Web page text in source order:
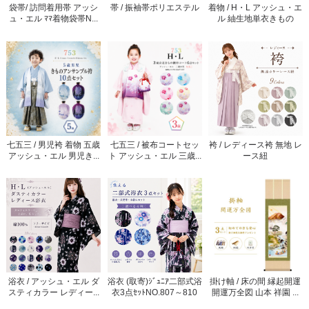
袋帯/ 訪問着用帯 アッシ
ュ・エル ﾏﾏ着物袋帯N...
帯 / 振袖帯ポリエステル
着物 / H・L アッシュ・エ
ル 紬生地単衣きもの
七五三 / 男児袴 着物 五歳
アッシュ・エル 男児き...
七五三 / 被布コートセッ
ト アッシュ・エル 三歳...
袴 / レディース袴 無地 レ
ース紐
浴衣 / アッシュ・エル ダ
スティカラー レディー...
浴衣 (取寄)ｼﾞｭﾆｱ二部式浴
衣3点ｾｯﾄNO.807～810
掛け軸 / 床の間 縁起開運
開運万全図 山本 祥園 ...